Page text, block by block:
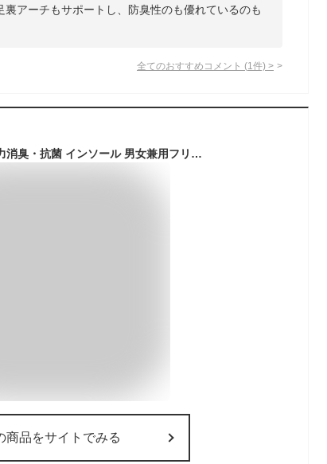
アーチもサポートし、防臭性のも優れているのも
全てのおすすめコメント (1 件) >
ドクターショール 強力消臭・抗菌 インソール 男女兼用フリーサイズ 1足分(2枚入)
商品をサイトでみる